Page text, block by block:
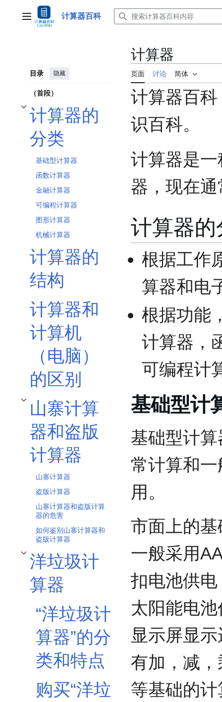
主菜单 计算器百科
目录 隐藏
（首段）
计算器的
分类
开关计算器的分类子章节
基础型计算器
函数计算器
金融计算器
可编程计算器
图形计算器
机械计算器
计算器的
结构
计算器和
计算机
（电脑）
的区别
山寨计算
器和盗版
计算器
开关山寨计算器和盗版计算器子章节
山寨计算器
盗版计算器
山寨计算器和盗版计算
器的危害
如何鉴别山寨计算器和
盗版计算器
洋垃圾计
算器
开关洋垃圾计算器子章节
“洋垃圾计
算器”的分
类和特点
购买“洋垃
计算器
页面 讨论 简体
计算器百
识百科。
计算器是
器，现在
计算器
根据工作
算器和电
根据功能
计算器，
可编程计
基础型计
基础型计
常计算和
用。
市面上的
一般采用
扣电池供
太阳能电
显示屏显
有加，减
等基础的